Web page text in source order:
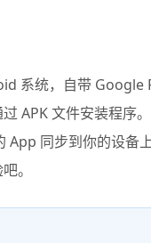
系统，自带 Google
APK 文件安装程序
App 同步到你的设备
。